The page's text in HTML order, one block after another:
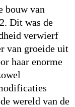
bouw van
Dit was de
verwierf
van groeide uit
haar enorme
wereld van de